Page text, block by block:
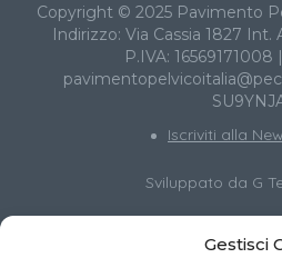
Gestisci
Copyright © 2025 Pavimento
Indirizzo: Via Cassia 1827 Int.
P.IVA: 16569171008
Iscriviti alla
Sviluppato da G